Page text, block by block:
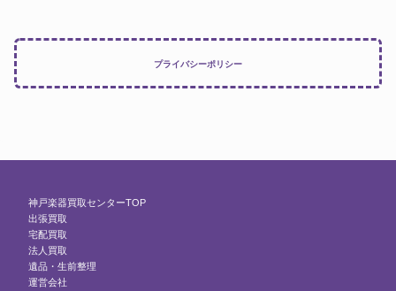
プライバシーポリシー
神戸楽器買取センターTOP
出張買取
宅配買取
法人買取
遺品・生前整理
運営会社